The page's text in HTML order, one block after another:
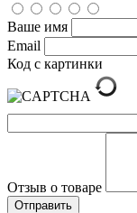
Ваше имя
Email
Код с картинки
Отзыв о товаре